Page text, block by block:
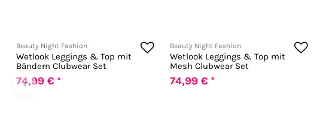
‹
Beauty Night Fashion
Wetlook Leggings & Top mit
Bändern Clubwear Set
74,99 € *
Beauty Night Fashion
Wetlook Leggings & Top mit
Mesh Clubwear Set
74,99 € *